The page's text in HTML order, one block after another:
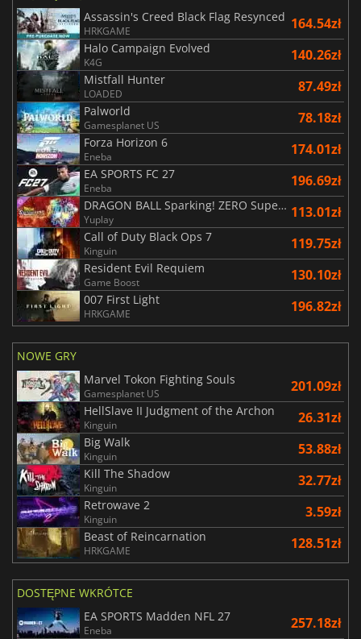
Assassin's Creed Black Flag Resynced
HRKGAME 164.54zł
Halo Campaign Evolved
K4G 140.26zł
Mistfall Hunter
LOADED 87.49zł
Palworld
Gamesplanet US 78.18zł
Forza Horizon 6
Eneba 174.01zł
EA SPORTS FC 27
Eneba 196.69zł
DRAGON BALL Sparking! ZERO Super Limit Breaking NEO
Yuplay 113.01zł
Call of Duty Black Ops 7
Kinguin 119.75zł
Resident Evil Requiem
Game Boost 130.10zł
007 First Light
HRKGAME 196.82zł
NOWE GRY
Marvel Tokon Fighting Souls
Gamesplanet US 201.09zł
HellSlave II Judgment of the Archon
Kinguin 26.31zł
Big Walk
Kinguin 53.88zł
Kill The Shadow
Kinguin 32.77zł
Retrowave 2
Kinguin 3.59zł
Beast of Reincarnation
HRKGAME 128.51zł
DOSTĘPNE WKRÓTCE
EA SPORTS Madden NFL 27
Eneba 257.18zł